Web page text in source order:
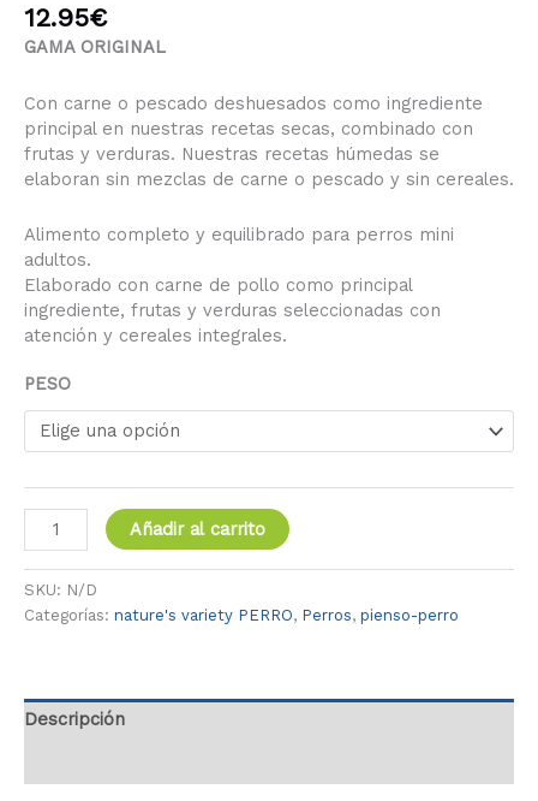
12.95€
GAMA ORIGINAL
Con carne o pescado deshuesados como ingrediente
principal en nuestras recetas secas, combinado con
frutas y verduras. Nuestras recetas húmedas se
elaboran sin mezclas de carne o pescado y sin cereales.
Alimento completo y equilibrado para perros mini
adultos.
Elaborado con carne de pollo como principal
ingrediente, frutas y verduras seleccionadas con
atención y cereales integrales.
PESO
Añadir al carrito
SKU: N/D
Categorías: nature's variety PERRO, Perros, pienso-perro
Descripción